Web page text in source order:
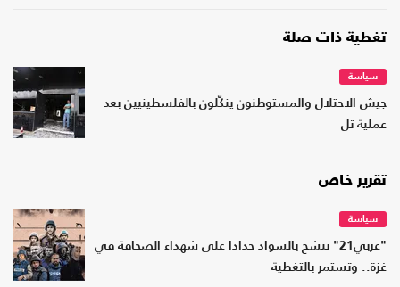
تغطية ذات صلة
سياسة
جيش الاحتلال والمستوطنون ينكّلون بالفلسطينيين بعد
عملية تل
تقرير خاص
سياسة
"عربي21" تتشح بالسواد حدادا على شهداء الصحافة في
غزة.. وتستمر بالتغطية